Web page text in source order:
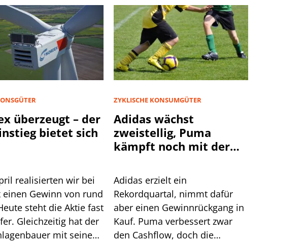
überzeugt – der
bietet sich
realisierten wir bei
einen Gewinn von rund
steht die Aktie fast
Gleichzeitig hat der
mit seinen
ZYKLISCHE KONSUMGÜTER
Adidas wächst
zweistellig, Puma
kämpft noch mit der
Adidas erzielt ein
Rekordquartal, nimmt dafür
aber einen Gewinnrückgang in
Kauf. Puma verbessert zwar
den Cashflow, doch die